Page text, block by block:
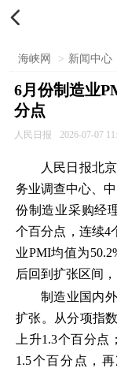

海峡网 > 新闻中心
6月份制造业
分点
人民日报 2026-07-07
人民日报北
务业调查中心、
份制造业采购经
个百分点，连续4
业PMI均值为
后回到扩张区间
制造业国内
扩张。从分项指
上升1.3个百分
1.5个百分点，